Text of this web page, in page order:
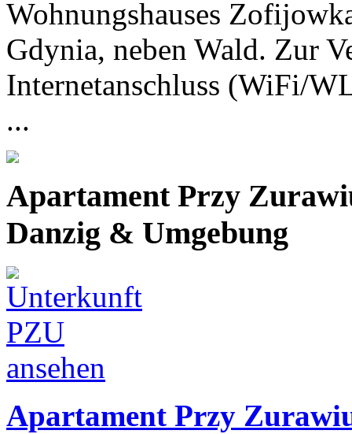
Wohnungshauses
Gdynia, neben Wald. Zur
Internetanschluss (WiFi/
...
Apartament Przy
Danzig & Umgebung
Apartament Przy